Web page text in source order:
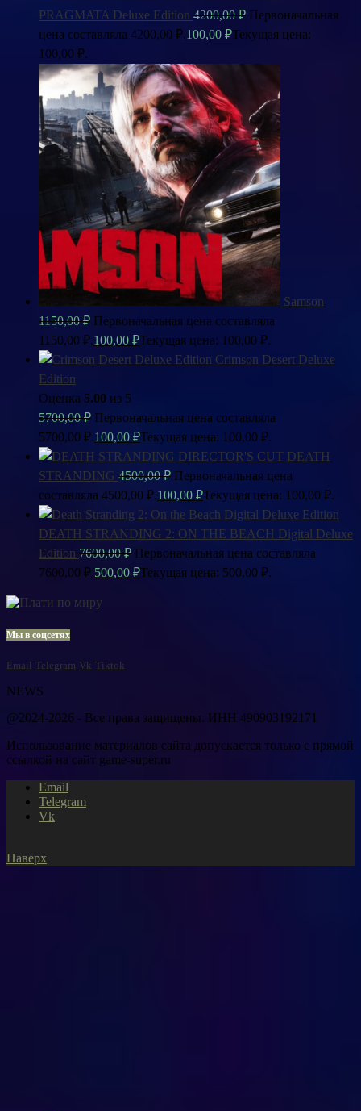
PRAGMATA Deluxe Edition 4200,00₽ Первоначальная
цена составляла 4200,00 ₽.100,00 ₽Текущая цена:
100,00 ₽.
Samson
1150,00₽ Первоначальная цена составляла
1150,00 ₽.100,00 ₽Текущая цена: 100,00 ₽.
Crimson Desert Deluxe
Edition
Оценка 5.00 из 5
5700,00₽ Первоначальная цена составляла
5700,00 ₽.100,00 ₽Текущая цена: 100,00 ₽.
DEATH
STRANDING 4500,00₽ Первоначальная цена
составляла 4500,00 ₽.100,00 ₽Текущая цена: 100,00 ₽.
DEATH STRANDING 2: ON THE BEACH Digital Deluxe
Edition 7600,00₽ Первоначальная цена составляла
7600,00 ₽.500,00 ₽Текущая цена: 500,00 ₽.
Мы в соцсетях
Email Telegram Vk Tiktok
NEWS
@2024-2026 - Все права защищены. ИНН 490903192171
Использование материалов сайта допускается только с прямой
ссылкой на сайт game-super.ru
Email
Telegram
Vk
Наверх